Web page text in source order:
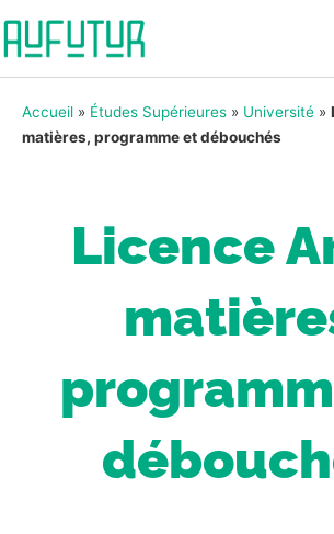
Accueil » Études Supérieures » Université »
matières, programme et débouchés
Licence